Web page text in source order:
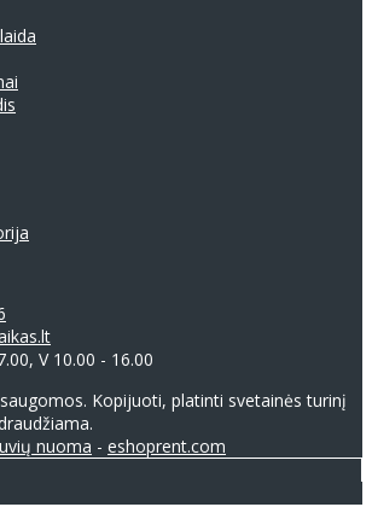
V 10.00 - 16.00
Kopijuoti, platinti svetainės turinį
nuoma - eshoprent.com